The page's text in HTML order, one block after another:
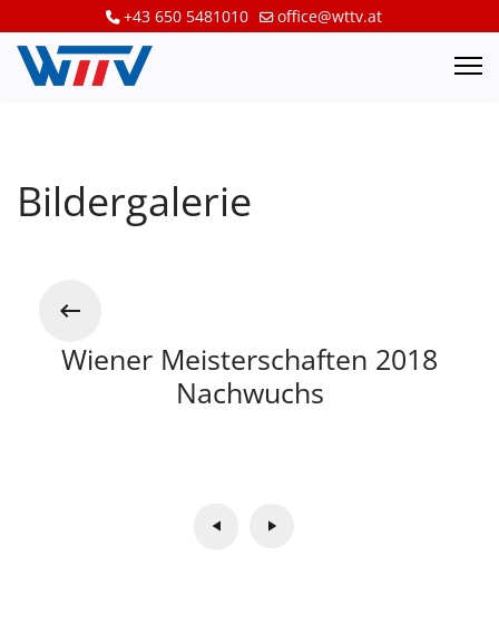
+43 650 5481010 office@wttv.at
Bildergalerie
Wiener Meisterschaften 2018
Nachwuchs